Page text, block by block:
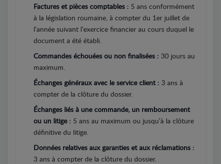
Factures et pièces comptables : 5 ans conformément
à la législation roumaine, à compter du 1er juillet de
l’année suivant l’exercice financier au cours duquel le
document a été établi.
Commandes échouées ou non finalisées : 30 jours au
maximum.
Échanges généraux avec le service client : 3 ans à
compter de la clôture du dossier.
Échanges liés à une commande, un remboursement
ou un litige : 5 ans au maximum ou jusqu’à la clôture
définitive du litige.
Données relatives aux garanties et aux réclamations :
3 ans à compter de la clôture du dossier.